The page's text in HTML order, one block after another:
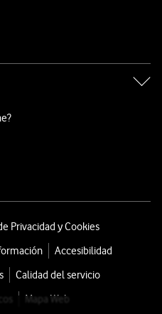
Privacidad y Cookies
Accesibilidad
Calidad del servicio
Mapa Web